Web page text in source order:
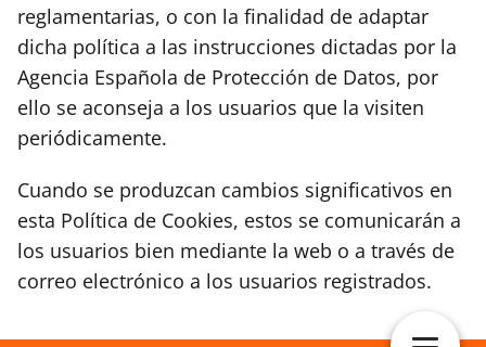
reglamentarias, o con la finalidad de adaptar
dicha política a las instrucciones dictadas por la
Agencia Española de Protección de Datos, por
ello se aconseja a los usuarios que la visiten
periódicamente.
Cuando se produzcan cambios significativos en
esta Política de Cookies, estos se comunicarán a
los usuarios bien mediante la web o a través de
correo electrónico a los usuarios registrados.